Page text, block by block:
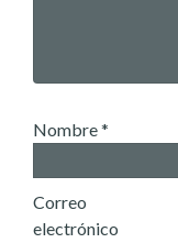
Nombre*
Correo
electrónico